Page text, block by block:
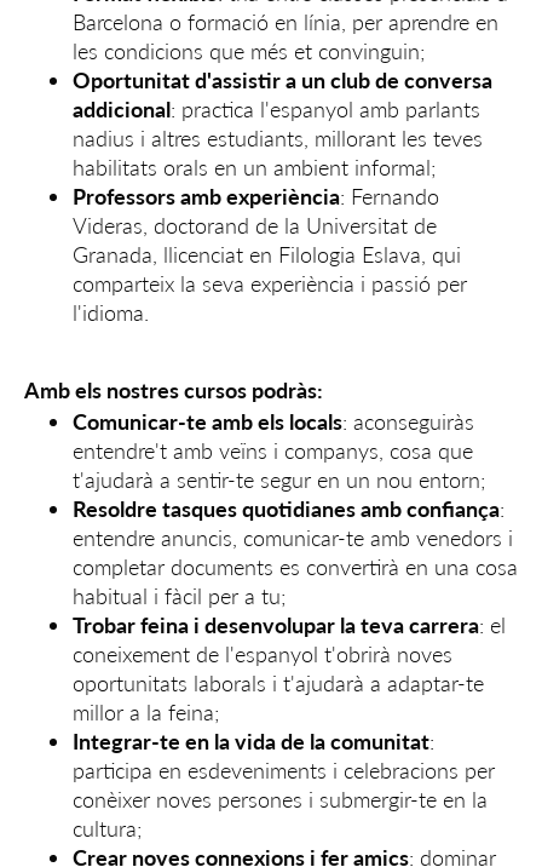
Barcelona o formació en línia, per aprendre en
les condicions que més et convinguin;
Oportunitat d'assistir a un club de conversa
addicional: practica l'espanyol amb parlants
nadius i altres estudiants, millorant les teves
habilitats orals en un ambient informal;
Professors amb experiència: Fernando
Videras, doctorand de la Universitat de
Granada, llicenciat en Filologia Eslava, qui
comparteix la seva experiència i passió per
l'idioma.
Amb els nostres cursos podràs:
Comunicar-te amb els locals: aconseguiràs
entendre't amb veïns i companys, cosa que
t'ajudarà a sentir-te segur en un nou entorn;
Resoldre tasques quotidianes amb confiança:
entendre anuncis, comunicar-te amb venedors i
completar documents es convertirà en una cosa
habitual i fàcil per a tu;
Trobar feina i desenvolupar la teva carrera: el
coneixement de l'espanyol t'obrirà noves
oportunitats laborals i t'ajudarà a adaptar-te
millor a la feina;
Integrar-te en la vida de la comunitat:
participa en esdeveniments i celebracions per
conèixer noves persones i submergir-te en la
cultura;
Crear noves connexions i fer amics: dominar